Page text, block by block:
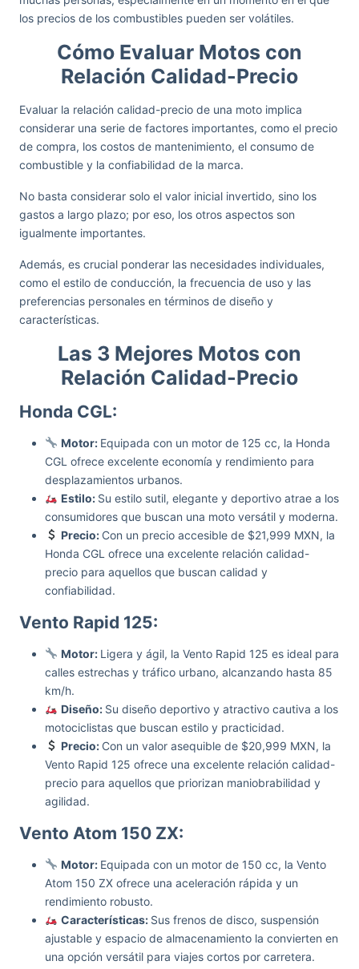
los precios de los combustibles pueden ser volátiles.
Cómo Evaluar Motos con
Relación Calidad-Precio
Evaluar la relación calidad-precio de una moto implica
considerar una serie de factores importantes, como el precio
de compra, los costos de mantenimiento, el consumo de
combustible y la confiabilidad de la marca.
No basta considerar solo el valor inicial invertido, sino los
gastos a largo plazo; por eso, los otros aspectos son
igualmente importantes.
Además, es crucial ponderar las necesidades individuales,
como el estilo de conducción, la frecuencia de uso y las
preferencias personales en términos de diseño y
características.
Las 3 Mejores Motos con
Relación Calidad-Precio
Honda CGL:
Motor: Equipada con un motor de 125 cc, la Honda
CGL ofrece excelente economía y rendimiento para
desplazamientos urbanos.
Estilo: Su estilo sutil, elegante y deportivo atrae a los
consumidores que buscan una moto versátil y moderna.
Precio: Con un precio accesible de $21,999 MXN, la
Honda CGL ofrece una excelente relación calidad-
precio para aquellos que buscan calidad y
confiabilidad.
Vento Rapid 125:
Motor: Ligera y ágil, la Vento Rapid 125 es ideal para
calles estrechas y tráfico urbano, alcanzando hasta 85
km/h.
Diseño: Su diseño deportivo y atractivo cautiva a los
motociclistas que buscan estilo y practicidad.
Precio: Con un valor asequible de $20,999 MXN, la
Vento Rapid 125 ofrece una excelente relación calidad-
precio para aquellos que priorizan maniobrabilidad y
agilidad.
Vento Atom 150 ZX:
Motor: Equipada con un motor de 150 cc, la Vento
Atom 150 ZX ofrece una aceleración rápida y un
rendimiento robusto.
Características: Sus frenos de disco, suspensión
ajustable y espacio de almacenamiento la convierten en
una opción versátil para viajes cortos por carretera.